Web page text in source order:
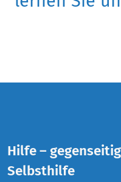
Hilfe –
Selbsthilfe